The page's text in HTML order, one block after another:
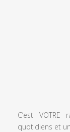
C’est
quotidiens et